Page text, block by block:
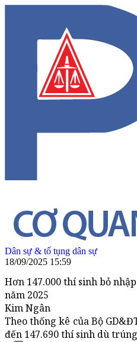
Dân sự & tố tụng dân sự
18/09/2025 15:59
Hơn 147.000 thí sinh bỏ
năm 2025
Kim Ngân
Theo thống kê của Bộ
đến 147.690 thí sinh dù